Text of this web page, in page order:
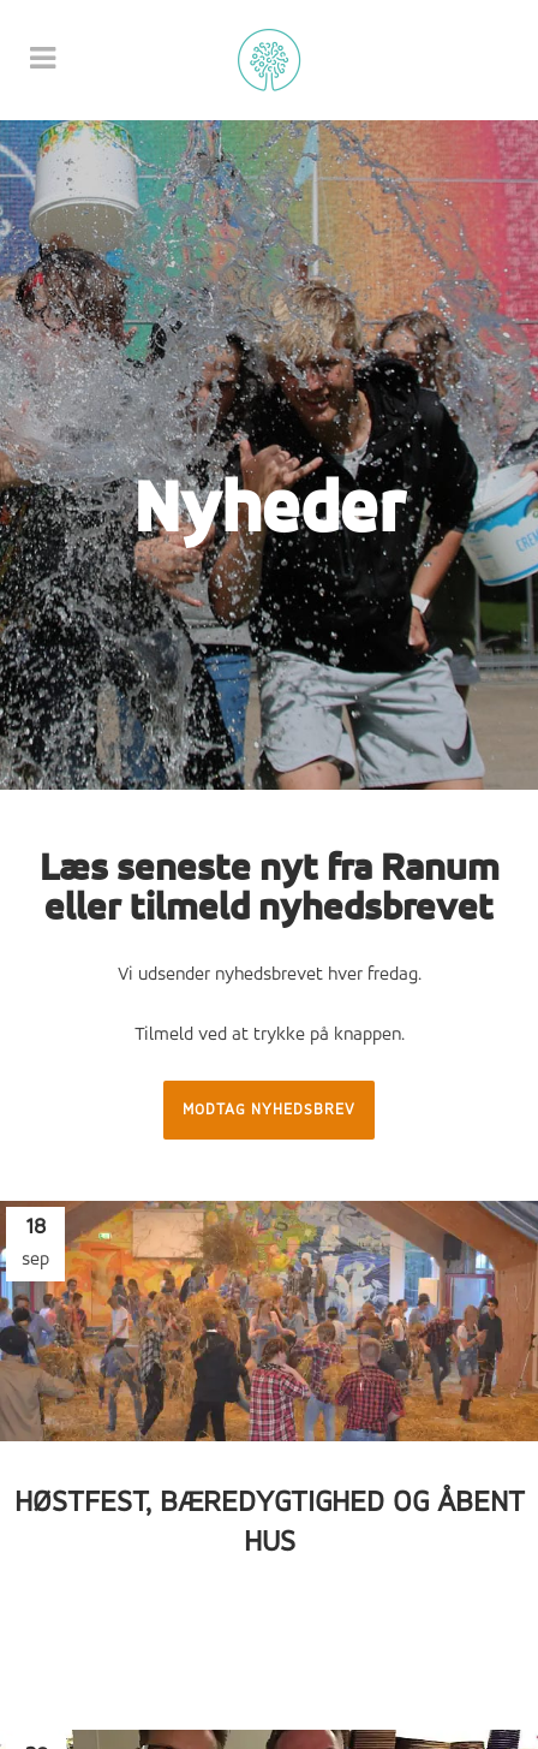
Nyheder
Læs seneste nyt fra Ranum
eller tilmeld nyhedsbrevet
Vi udsender nyhedsbrevet hver fredag.
Tilmeld ved at trykke på knappen.
MODTAG NYHEDSBREV
18
sep
HØSTFEST, BÆREDYGTIGHED OG ÅBENT
HUS